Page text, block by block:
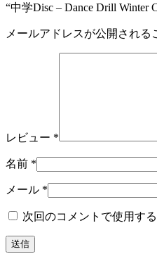
“中学Disc – Dance Drill Winter
メールアドレスが公開される
レビュー *
名前 *
メール *
次回のコメントで使用す